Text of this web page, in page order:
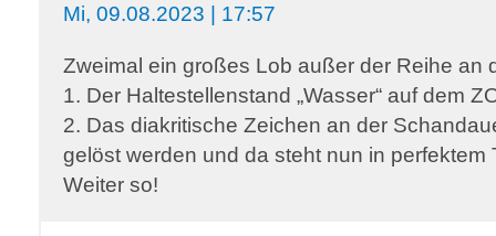
Mi, 09.08.2023 | 17:57
Zweimal ein großes Lob außer der Reihe
1. Der Haltestellenstand „Wasser“ auf dem
2. Das diakritische Zeichen an der
gelöst werden und da steht nun in perfektem
Weiter so!